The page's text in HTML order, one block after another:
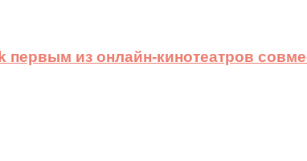
первым из онлайн-кинотеатров